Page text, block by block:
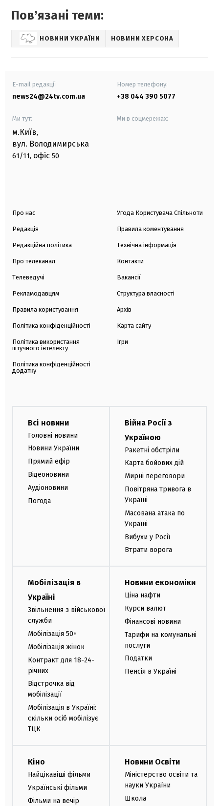
Повʼязані теми:
НОВИНИ УКРАЇНИ НОВИНИ ХЕРСОНА
E-mail редакції
news24@24tv.com.ua
Номер телефону:
+38 044 390 5077
Ми тут:
м.Київ,
вул. Володимирська
61/11, офіс 50
Ми в соцмережах:
Про нас
Редакція
Редакційна політика
Про телеканал
Телеведучі
Рекламодавцям
Правила користування
Політика конфіденційності
Політика використання
штучного інтелекту
Політика конфіденційності
додатку
Угода Користувача Спільноти
Правила коментування
Технічна інформація
Контакти
Вакансії
Структура власності
Архів
Карта сайту
Ігри
Всі новини
Головні новини
Новини України
Прямий ефір
Відеоновини
Аудіоновини
Погода
Війна Росії з
Україною
Ракетні обстріли
Карта бойових дій
Мирні переговори
Повітряна тривога в
Україні
Масована атака по
Україні
Вибухи у Росії
Втрати ворога
Мобілізація в
Україні
Звільнення з військової
служби
Мобілізація 50+
Мобілізація жінок
Контракт для 18-24-
річних
Відстрочка від
мобілізації
Мобілізація в Україні:
скільки осіб мобілізує
ТЦК
Новини економіки
Ціна нафти
Курси валют
Фінансові новини
Тарифи на комунальні
послуги
Податки
Пенсія в Україні
Кіно
Найцікавіші фільми
Українські фільми
Фільми на вечір
Новини Освіти
Міністерство освіти та
науки України
Школа